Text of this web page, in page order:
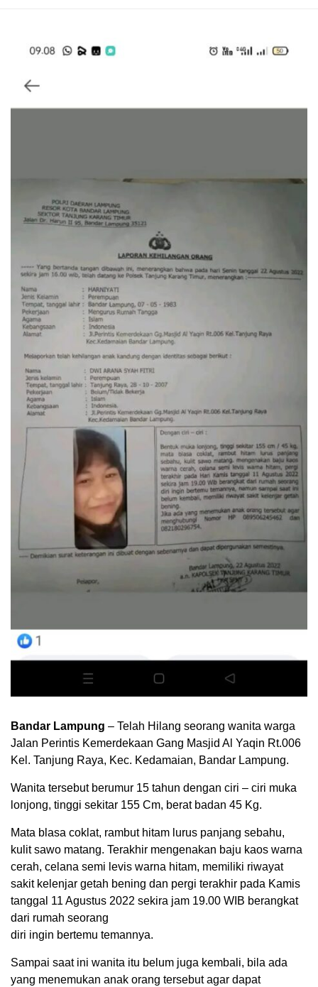
Bandar Lampung – Telah Hilang seorang wanita warga
Jalan Perintis Kemerdekaan Gang Masjid Al Yaqin Rt.006
Kel. Tanjung Raya, Kec. Kedamaian, Bandar Lampung.
Wanita tersebut berumur 15 tahun dengan ciri – ciri muka
lonjong, tinggi sekitar 155 Cm, berat badan 45 Kg.
Mata blasa coklat, rambut hitam lurus panjang sebahu,
kulit sawo matang. Terakhir mengenakan baju kaos warna
cerah, celana semi levis warna hitam, memiliki riwayat
sakit kelenjar getah bening dan pergi terakhir pada Kamis
tanggal 11 Agustus 2022 sekira jam 19.00 WIB berangkat
dari rumah seorang
diri ingin bertemu temannya.
Sampai saat ini wanita itu belum juga kembali, bila ada
yang menemukan anak orang tersebut agar dapat